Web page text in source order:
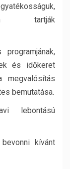
tartják
és időkeret
megvalósítás
bemutatása.
lebontású
kívánt